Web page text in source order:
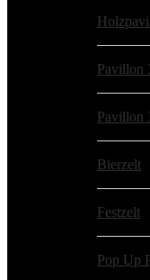
Pavillon
Pavillon
Bierzelt
Festzelt
Pop Up